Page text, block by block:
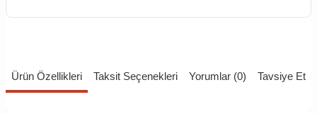
Ürün Özellikleri Taksit Seçenekleri Yorumlar (0) Tavsiye Et